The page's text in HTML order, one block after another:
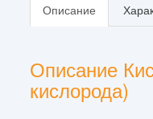
Описание
Описание
кислорода)